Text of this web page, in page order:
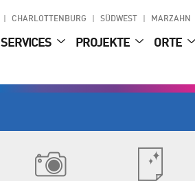
CHARLOTTENBURG SÜDWEST MARZAHN
SERVICES PROJEKTE ORTE